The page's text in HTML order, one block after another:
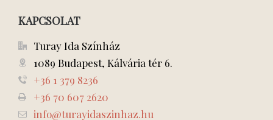
KAPCSOLAT
Turay Ida Színház
1089 Budapest, Kálvária tér 6.
+36 1 379 8236
+36 70 607 2620
info@turayidaszinhaz.hu